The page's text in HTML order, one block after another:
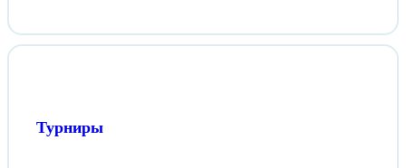
Турниры